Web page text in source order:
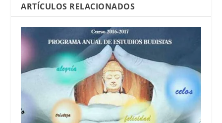
ARTÍCULOS RELACIONADOS